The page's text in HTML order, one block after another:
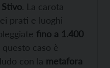
. La carota
prati e luoghi
fino a 1.400
questo caso è
con la metafora